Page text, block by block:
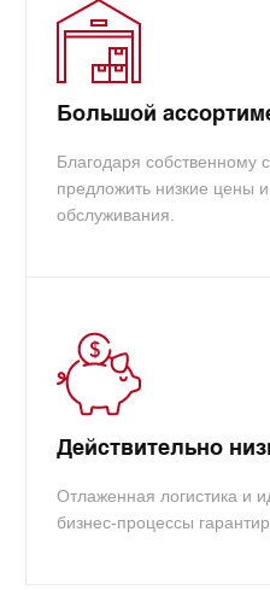
Большой
Благодаря собственному
предложить низкие цены
обслуживания.
Действительно
Отлаженная логистика и
бизнес-процессы